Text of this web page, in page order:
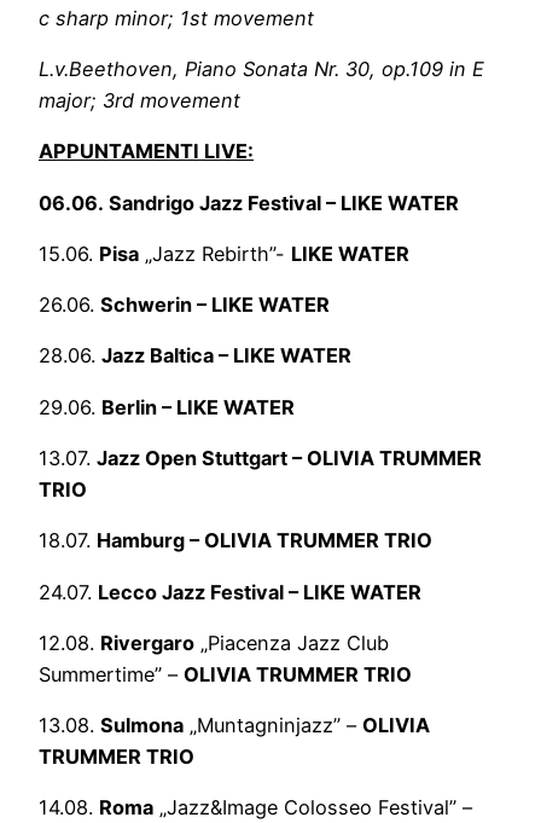
c sharp minor; 1st movement
L.v.Beethoven, Piano Sonata Nr. 30, op.109 in E
major; 3rd movement
APPUNTAMENTI LIVE:
06.06. Sandrigo Jazz Festival – LIKE WATER
15.06. Pisa „Jazz Rebirth”- LIKE WATER
26.06. Schwerin – LIKE WATER
28.06. Jazz Baltica – LIKE WATER
29.06. Berlin – LIKE WATER
13.07. Jazz Open Stuttgart – OLIVIA TRUMMER
TRIO
18.07. Hamburg – OLIVIA TRUMMER TRIO
24.07. Lecco Jazz Festival – LIKE WATER
12.08. Rivergaro „Piacenza Jazz Club
Summertime” – OLIVIA TRUMMER TRIO
13.08. Sulmona „Muntagninjazz” – OLIVIA
TRUMMER TRIO
14.08. Roma „Jazz&Image Colosseo Festival” –